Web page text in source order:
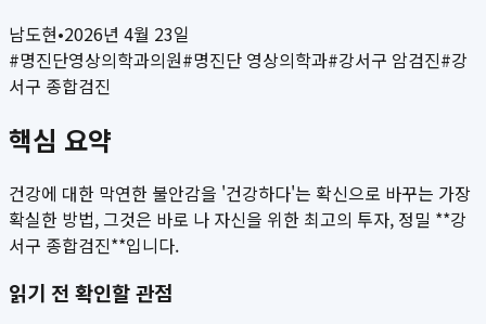
남도현•2026년 4월 23일
#명진단영상의학과의원#명진단 영상의학과#강서구 암검진#강
서구 종합검진
핵심 요약
건강에 대한 막연한 불안감을 '건강하다'는 확신으로 바꾸는 가장
확실한 방법, 그것은 바로 나 자신을 위한 최고의 투자, 정밀 **강
서구 종합검진**입니다.
읽기 전 확인할 관점